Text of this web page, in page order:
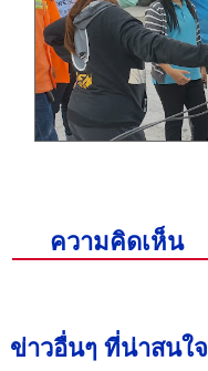
ความคิดเห็น
ข่าวอื่นๆ ที่น่าสนใจ